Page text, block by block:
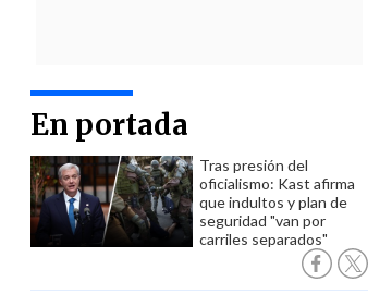
En portada
Tras presión del
oficialismo: Kast afirma
que indultos y plan de
seguridad "van por
carriles separados"